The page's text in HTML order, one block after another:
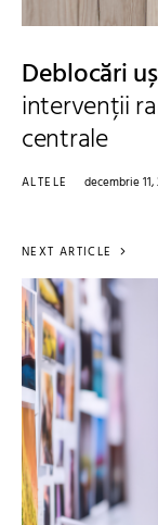
Deblocări
intervenții
centrale
ALTELE decembrie 11,
NEXT ARTICLE